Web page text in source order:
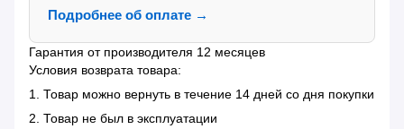
Подробнее об оплате →
Гарантия от производителя 12 месяцев
Условия возврата товара:
1. Товар можно вернуть в течение 14 дней со дня покупки
2. Товар не был в эксплуатации